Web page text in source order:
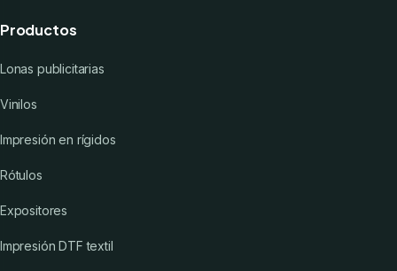
Productos
Lonas publicitarias
Vinilos
Impresión en rígidos
Rótulos
Expositores
Impresión DTF textil